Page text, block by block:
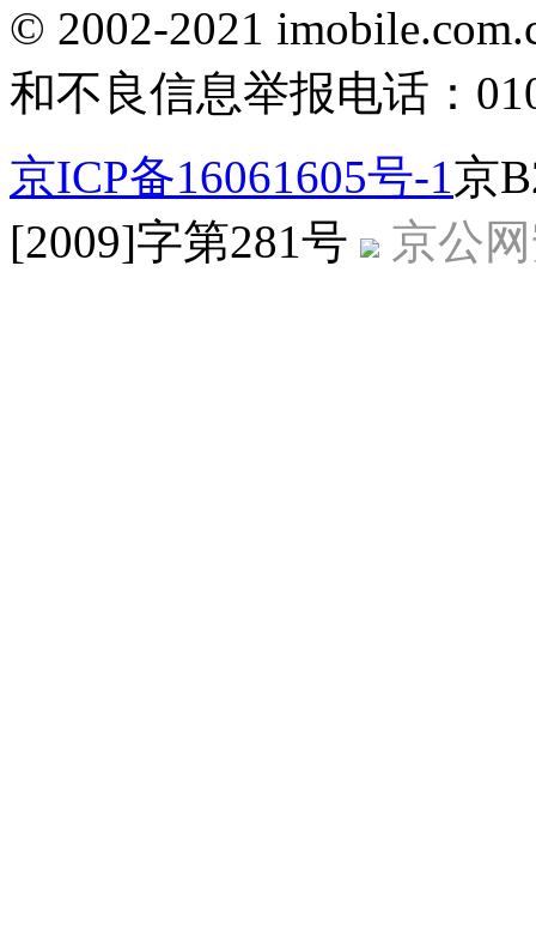
© 2002-2021
和不良信息举报电话：
京ICP备16061605号-1 京
[2009]字第281号
京公